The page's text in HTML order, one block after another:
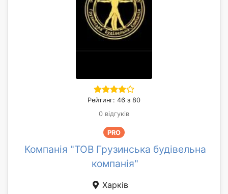
Рейтинг: 46 з 80
0 відгуків
PRO
Компанія "ТОВ Грузинська будівельна
компанія"
Харків